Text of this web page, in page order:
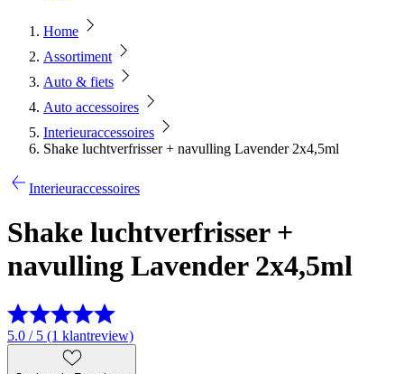
Home
Assortiment
Auto & fiets
Auto accessoires
Interieuraccessoires
Shake luchtverfrisser + navulling Lavender 2x4,5ml
Interieuraccessoires
Shake luchtverfrisser +
navulling Lavender 2x4,5ml
5.0 / 5 (1 klantreview)